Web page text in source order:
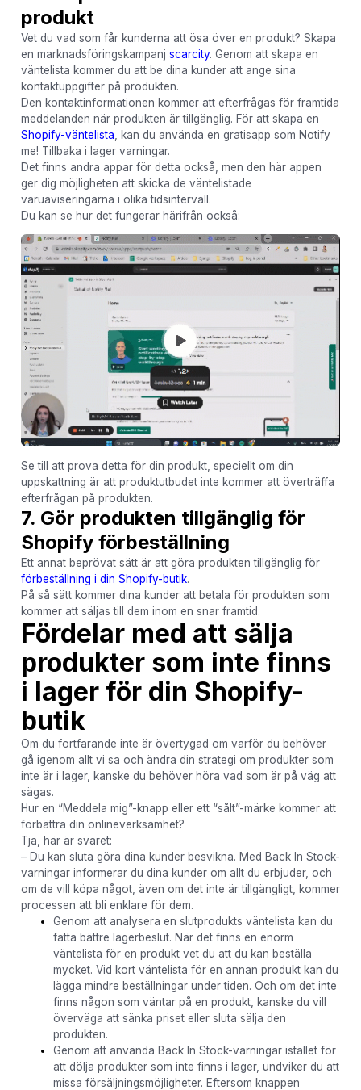
produkt
Vet du vad som får kunderna att ösa över en produkt? Skapa
en marknadsföringskampanj scarcity. Genom att skapa en
väntelista kommer du att be dina kunder att ange sina
kontaktuppgifter på produkten.
Den kontaktinformationen kommer att efterfrågas för framtida
meddelanden när produkten är tillgänglig. För att skapa en
Shopify-väntelista , kan du använda en gratisapp som Notify
me! Tillbaka i lager varningar.
Det finns andra appar för detta också, men den här appen
ger dig möjligheten att skicka de väntelistade
varuaviseringarna i olika tidsintervall.
Du kan se hur det fungerar härifrån också:
Se till att prova detta för din produkt, speciellt om din
uppskattning är att produktutbudet inte kommer att överträffa
efterfrågan på produkten.
7. Gör produkten tillgänglig för
Shopify förbeställning
Ett annat beprövat sätt är att göra produkten tillgänglig för
förbeställning i din Shopify-butik.
På så sätt kommer dina kunder att betala för produkten som
kommer att säljas till dem inom en snar framtid.
Fördelar med att sälja
produkter som inte finns
i lager för din Shopify-
butik
Om du fortfarande inte är övertygad om varför du behöver
gå igenom allt vi sa och ändra din strategi om produkter som
inte är i lager, kanske du behöver höra vad som är på väg att
sägas.
Hur en “Meddela mig”-knapp eller ett “sålt”-märke kommer att
förbättra din onlineverksamhet?
Tja, här är svaret:
– Du kan sluta göra dina kunder besvikna. Med Back In Stock-
varningar informerar du dina kunder om allt du erbjuder, och
om de vill köpa något, även om det inte är tillgängligt, kommer
processen att bli enklare för dem.
Genom att analysera en slutprodukts väntelista kan du
fatta bättre lagerbeslut. När det finns en enorm
väntelista för en produkt vet du att du kan beställa
mycket. Vid kort väntelista för en annan produkt kan du
lägga mindre beställningar under tiden. Och om det inte
finns någon som väntar på en produkt, kanske du vill
överväga att sänka priset eller sluta sälja den
produkten.
Genom att använda Back In Stock-varningar istället för
att dölja produkter som inte finns i lager, undviker du att
missa försäljningsmöjligheter. Eftersom knappen